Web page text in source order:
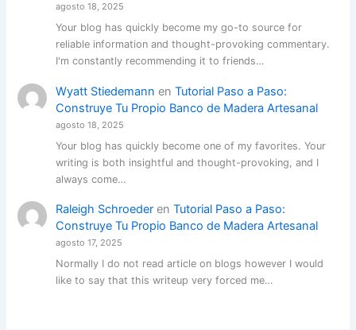
agosto 18, 2025
Your blog has quickly become my go-to source for
reliable information and thought-provoking commentary.
I'm constantly recommending it to friends…
Wyatt Stiedemann en Tutorial Paso a Paso:
Construye Tu Propio Banco de Madera Artesanal
agosto 18, 2025
Your blog has quickly become one of my favorites. Your
writing is both insightful and thought-provoking, and I
always come…
Raleigh Schroederen Tutorial Paso a Paso:
Construye Tu Propio Banco de Madera Artesanal
agosto 17, 2025
Normally I do not read article on blogs however I would
like to say that this writeup very forced me…